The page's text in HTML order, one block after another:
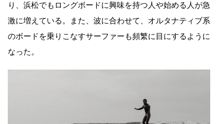
り、浜松でもロングボードに興味を持つ人や始める人が急
激に増えている。また、波に合わせて、オルタナティブ系
のボードを乗りこなすサーファーも頻繁に目にするように
なった。